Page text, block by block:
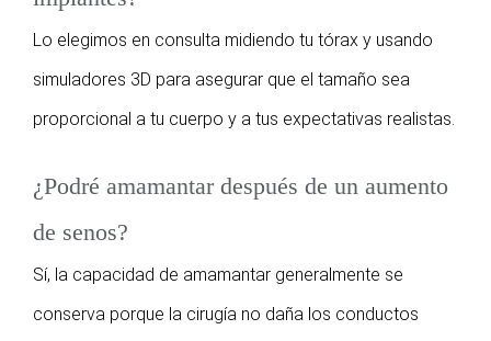
Lo elegimos en consulta midiendo tu tórax y usando
simuladores 3D para asegurar que el tamaño sea
proporcional a tu cuerpo y a tus expectativas realistas.
¿Podré amamantar después de un aumento
de senos?
Sí, la capacidad de amamantar generalmente se
conserva porque la cirugía no daña los conductos